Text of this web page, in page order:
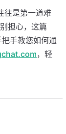
往是第一道难
担心，这篇
手教您如何通
，轻